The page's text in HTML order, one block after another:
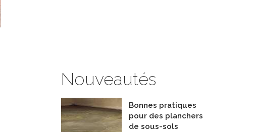
Nouveautés
Bonnes pratiques
pour des planchers
de sous-sols